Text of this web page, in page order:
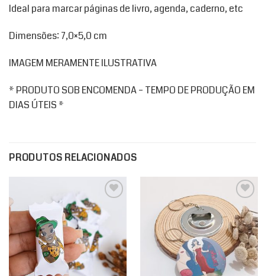
Ideal para marcar páginas de livro, agenda, caderno, etc
Dimensões: 7,0×5,0 cm
IMAGEM MERAMENTE ILUSTRATIVA
* PRODUTO SOB ENCOMENDA – TEMPO DE PRODUÇÃO EM
DIAS ÚTEIS *
PRODUTOS RELACIONADOS
wishlist
Add to
wishlist